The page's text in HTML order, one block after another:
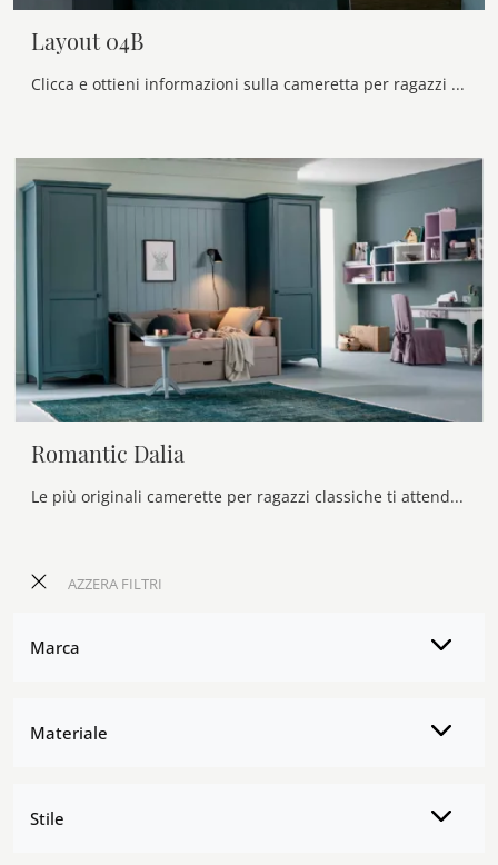
AZZERA FILTRI
Marca
Materiale
Stile
Layout 04B
Clicca e ottieni informazioni sulla cameretta per ragazzi Layout 04B! Le Camerette a ponte Doimo Cityline ti aspettano.
Romantic Dalia
Le più originali camerette per ragazzi classiche ti attendono! Scopri il modello Romantic Dalia di Callesella.